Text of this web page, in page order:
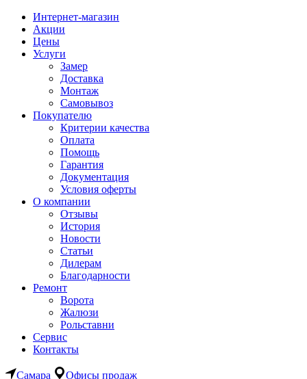
Интернет-магазин
Акции
Цены
Услуги
Замер
Доставка
Монтаж
Самовывоз
Покупателю
Критерии качества
Оплата
Помощь
Гарантия
Документация
Условия оферты
О компании
Отзывы
История
Новости
Статьи
Дилерам
Благодарности
Ремонт
Ворота
Жалюзи
Рольставни
Сервис
Контакты
Самара Офисы продаж